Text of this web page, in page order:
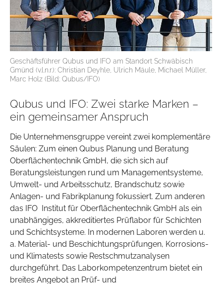
Geschäftsführer Qubus und IFO am Standort Schwäbisch
Gmünd (v.l.n.r.): Christian Deyhle, Ulrich Mäule, Michael Müller,
Marc Holz (Bild: Qubus/IFO)
Qubus und IFO: Zwei starke Marken –
ein gemeinsamer Anspruch
Die Unternehmensgruppe vereint zwei komplementäre
Säulen: Zum einen Qubus Planung und Beratung
Oberflächentechnik GmbH, die sich sich auf
Beratungsleistungen rund um Managementsysteme,
Umwelt- und Arbeitsschutz, Brandschutz sowie
Anlagen- und Fabrikplanung fokussiert. Zum anderen
das IFO Institut für Oberflächentechnik GmbH als ein
unabhängiges, akkreditiertes Prüflabor für Schichten
und Schichtsysteme. In modernen Laboren werden u.
a. Material- und Beschichtungsprüfungen, Korrosions-
und Klimatests sowie Restschmutzanalysen
durchgeführt. Das Laborkompetenzentrum bietet ein
breites Angebot an Prüf- und